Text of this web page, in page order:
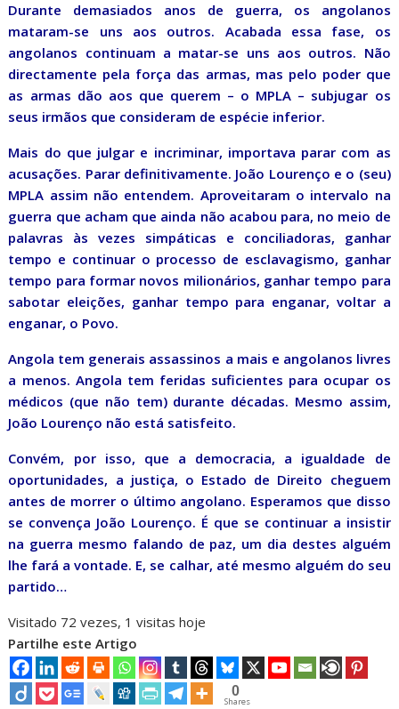
Durante demasiados anos de guerra, os angolanos
mataram-se uns aos outros. Acabada essa fase, os
angolanos continuam a matar-se uns aos outros. Não
directamente pela força das armas, mas pelo poder que
as armas dão aos que querem – o MPLA – subjugar os
seus irmãos que consideram de espécie inferior.
Mais do que julgar e incriminar, importava parar com as
acusações. Parar definitivamente. João Lourenço e o (seu)
MPLA assim não entendem. Aproveitaram o intervalo na
guerra que acham que ainda não acabou para, no meio de
palavras às vezes simpáticas e conciliadoras, ganhar
tempo e continuar o processo de esclavagismo, ganhar
tempo para formar novos milionários, ganhar tempo para
sabotar eleições, ganhar tempo para enganar, voltar a
enganar, o Povo.
Angola tem generais assassinos a mais e angolanos livres
a menos. Angola tem feridas suficientes para ocupar os
médicos (que não tem) durante décadas. Mesmo assim,
João Lourenço não está satisfeito.
Convém, por isso, que a democracia, a igualdade de
oportunidades, a justiça, o Estado de Direito cheguem
antes de morrer o último angolano. Esperamos que disso
se convença João Lourenço. É que se continuar a insistir
na guerra mesmo falando de paz, um dia destes alguém
lhe fará a vontade. E, se calhar, até mesmo alguém do seu
partido…
Visitado 72 vezes, 1 visitas hoje
Partilhe este Artigo
0
Shares